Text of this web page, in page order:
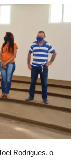
Rodrigues, o